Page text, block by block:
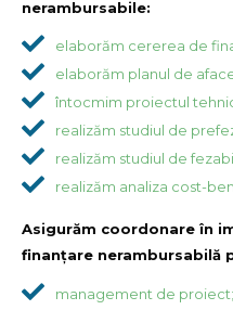
nerambursabile:
elaborăm cererea de
elaborăm planul de
întocmim proiectul
realizăm studiul de
realizăm studiul de
realizăm analiza cost-
Asigurăm coordonare în
finanțare nerambursabilă
management de proiect;